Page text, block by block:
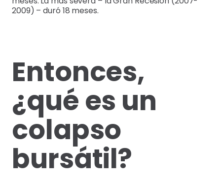
2009) – duró 18 meses.
Entonces,
¿qué es un
colapso
bursátil?